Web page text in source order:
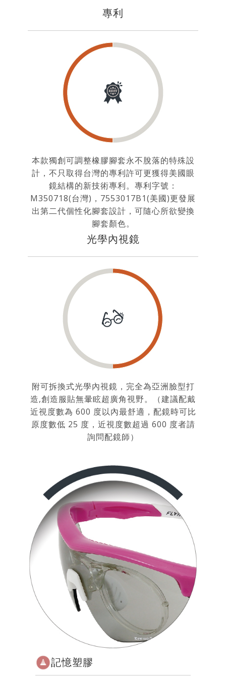
專利
本款獨創可調整橡膠腳套永不脫落的特殊設
計，不只取得台灣的專利許可更獲得美國眼
鏡結構的新技術專利。專利字號：
M350718(台灣)，7553017B1(美國)更發展
出第二代個性化腳套設計，可隨心所欲變換
腳套顏色。
光學內視鏡
附可拆換式光學內視鏡，完全為亞洲臉型打
造,創造服貼無暈眩超廣角視野。（建議配戴
近視度數為 600 度以內最舒適，配鏡時可比
原度數低 25 度，近視度數超過 600 度者請
詢問配鏡師）
記憶塑膠